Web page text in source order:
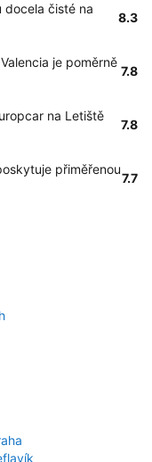
docela čisté na
8.3
je poměrně
7.8
na Letiště
7.8
přiměřenou
7.7